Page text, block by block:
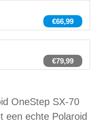
€66,99
€79,99
OneStep SX-70
een echte Polaroid